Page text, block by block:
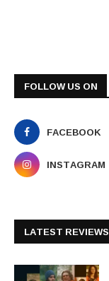
FOLLOW US ON
FACEBOOK
INSTAGRAM
LATEST REVIEWS